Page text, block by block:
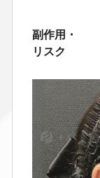
副作用・
リスク